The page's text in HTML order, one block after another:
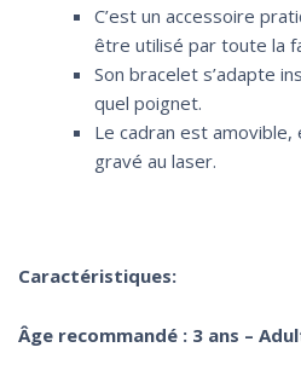
C’est un accessoire
être utilisé par toute la
Son bracelet s’adapte
quel poignet.
Le cadran est
gravé au laser.
Caractéristiques:
Âge recommandé : 3 ans –